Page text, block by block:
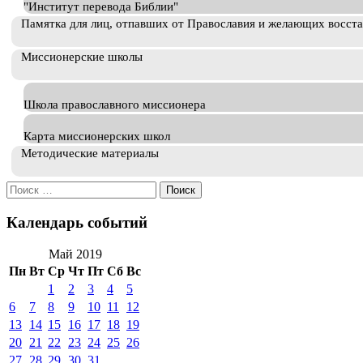
"Институт перевода Библии"
Памятка для лиц, отпавших от Православия и желающих
Миссионерские школы
Школа православного миссионера
Карта миссионерских школ
Методические материалы
Искать:
Календарь событий
Май 2019
Пн Вт Ср Чт Пт Сб Вс
1 2 3 4
5
6
7 8 9 10 11
12
13 14 15 16 17 18 19
20 21 22 23 24 25 26
27 28 29 30 31